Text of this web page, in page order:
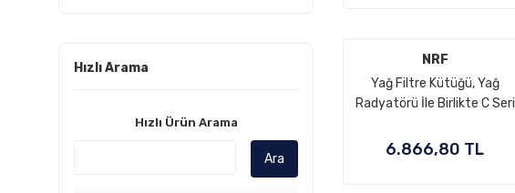
Hızlı Arama
Hızlı Ürün Arama
Ara
NRF
Yağ Filtre Kütüğü, Yağ
Radyatörü İle Birlikte C Seri
Vito W447, W639, Sprinter
6.866,80 TL